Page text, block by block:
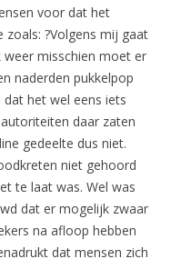
voor dat het
?Volgens mij gaat
weer misschien moet er
naderden pukkelpop
het wel eens iets
daar zaten
gedeelte dus niet.
niet gehoord
te laat was. Wel was
dat er mogelijk zwaar
na afloop hebben
dat mensen zich